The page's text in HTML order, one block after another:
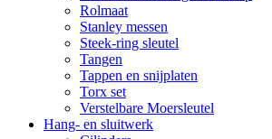
Rolmaat
Stanley messen
Steek-ring sleutel
Tangen
Tappen en snijplaten
Torx set
Verstelbare Moersleutel
Hang- en sluitwerk